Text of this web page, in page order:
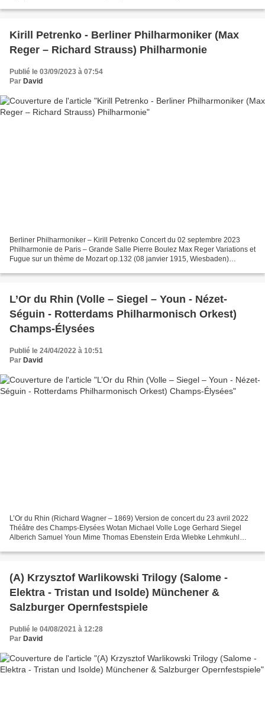
Kirill Petrenko - Berliner Philharmoniker (Max
Reger – Richard Strauss) Philharmonie
Publié le 03/09/2023 à 07:54
Par David
Berliner Philharmoniker – Kirill Petrenko Concert du 02 septembre 2023
Philharmonie de Paris – Grande Salle Pierre Boulez Max Reger Variations et
Fugue sur un thème de Mozart op.132 (08 janvier 1915, Wiesbaden)
L’Or du Rhin (Volle – Siegel – Youn - Nézet-
Séguin - Rotterdams Philharmonisch Orkest)
Champs-Élysées
Publié le 24/04/2022 à 10:51
Par David
L’Or du Rhin (Richard Wagner – 1869) Version de concert du 23 avril 2022
Théâtre des Champs-Elysées Wotan Michael Volle Loge Gerhard Siegel
Alberich Samuel Youn Mime Thomas Ebenstein Erda Wiebke Lehmkuhl
(A) Krzysztof Warlikowski Trilogy (Salome -
Elektra - Tristan und Isolde) Münchener &
Salzburger Opernfestspiele
Publié le 04/08/2021 à 12:28
Par David